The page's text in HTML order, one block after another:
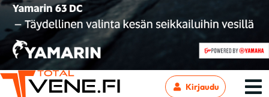
Kirjaudu